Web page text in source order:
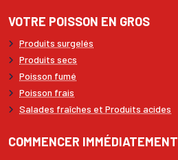
VOTRE POISSON EN GROS
Produits surgelés
Produits secs
Poisson fumé
Poisson frais
Salades fraîches et Produits acides
COMMENCER IMMÉDIATEMENT